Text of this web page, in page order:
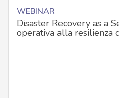
WEBINAR
Disaster Recovery as a
operativa alla resilienza